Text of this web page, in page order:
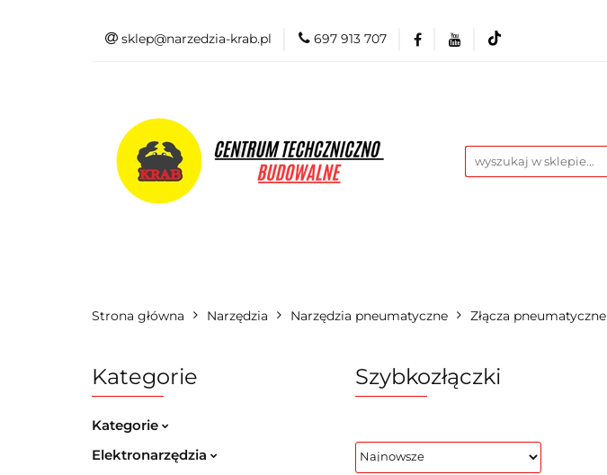
sklep@narzedzia-krab.pl 697 913 707
Elektronarzędzia Akcesoria i osprzęt
Strona główna Narzędzia Narzędzia pneumatyczne Złącza pneumatyczne
Kategorie
Kategorie
Elektronarzędzia
Szybkozłączki